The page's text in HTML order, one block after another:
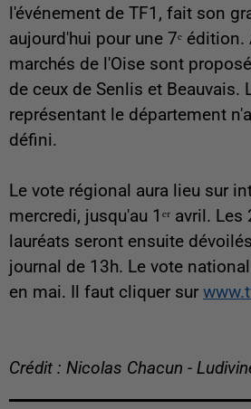
l'événement de TF1, fait son
aujourd'hui pour une 7ᵉ édition.
marchés de l'Oise sont
de ceux de Senlis et Beauvais.
représentant le département
défini.
Le vote régional aura lieu sur
mercredi, jusqu'au 1ᵉʳ avril.
lauréats seront ensuite
journal de 13h. Le vote
en mai. Il faut cliquer sur
Crédit : Nicolas Chacun -